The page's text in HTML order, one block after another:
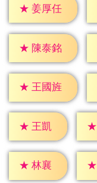
★ 姜厚任
★ 陳泰銘
★ 王國旌
★ 王凱 ★
★ 林襄 ★